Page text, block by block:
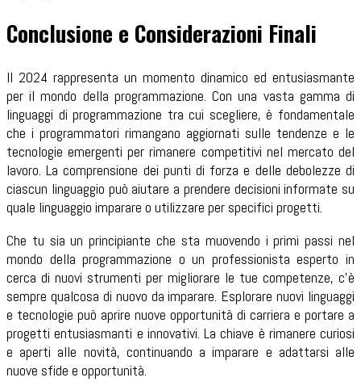
Conclusione e Considerazioni Finali
Il 2024 rappresenta un momento dinamico ed entusiasmante
per il mondo della programmazione. Con una vasta gamma di
linguaggi di programmazione tra cui scegliere, è fondamentale
che i programmatori rimangano aggiornati sulle tendenze e le
tecnologie emergenti per rimanere competitivi nel mercato del
lavoro. La comprensione dei punti di forza e delle debolezze di
ciascun linguaggio può aiutare a prendere decisioni informate su
quale linguaggio imparare o utilizzare per specifici progetti.
Che tu sia un principiante che sta muovendo i primi passi nel
mondo della programmazione o un professionista esperto in
cerca di nuovi strumenti per migliorare le tue competenze, c'è
sempre qualcosa di nuovo da imparare. Esplorare nuovi linguaggi
e tecnologie può aprire nuove opportunità di carriera e portare a
progetti entusiasmanti e innovativi. La chiave è rimanere curiosi
e aperti alle novità, continuando a imparare e adattarsi alle
nuove sfide e opportunità.